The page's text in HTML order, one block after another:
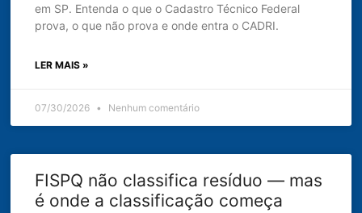
em SP. Entenda o que o Cadastro Técnico Federal
prova, o que não prova e onde entra o CADRI.
LER MAIS »
07/30/2026 Nenhum comentário
FISPQ não classifica resíduo — mas
é onde a classificação começa